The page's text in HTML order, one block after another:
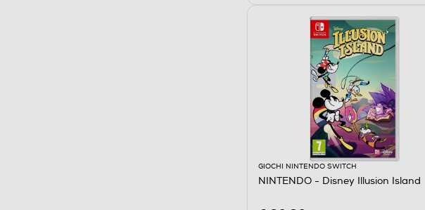
GIOCHI NINTENDO SWITCH
NINTENDO - Disney Illusion Island